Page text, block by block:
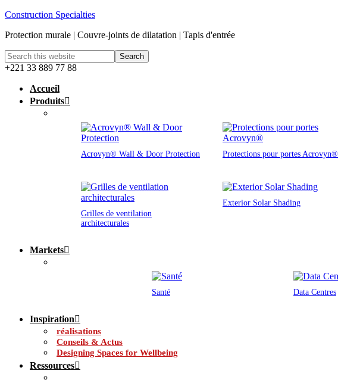
Construction Specialties
Protection murale | Couvre-joints de dilatation | Tapis d'entrée
+221 33 889 77 88
Accueil
Produits
Acrovyn® Wall & Door Protection Protections pour portes Acrovyn®
Grilles de ventilation
architecturales
Exterior Solar Shading
Markets
Santé Data Centres
Inspiration
réalisations
Conseils & Actus
Designing Spaces for Wellbeing
Ressources